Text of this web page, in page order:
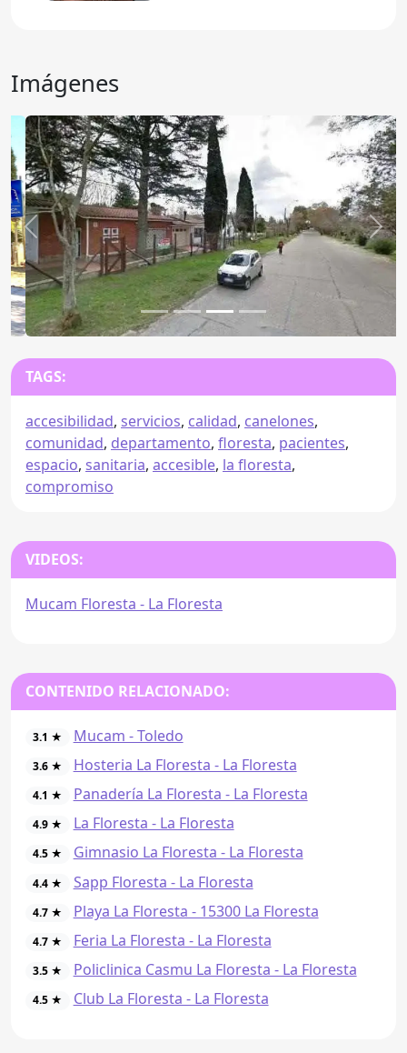
Imágenes
Anterior
TAGS:
accesibilidad, servicios, calidad, canelones,
comunidad, departamento, floresta, pacientes,
espacio, sanitaria, accesible, la floresta,
compromiso
VIDEOS:
Mucam Floresta - La Floresta
CONTENIDO RELACIONADO:
3.1 ★ Mucam - Toledo
3.6 ★ Hosteria La Floresta - La Floresta
4.1 ★ Panadería La Floresta - La Floresta
4.9 ★ La Floresta - La Floresta
4.5 ★ Gimnasio La Floresta - La Floresta
4.4 ★ Sapp Floresta - La Floresta
4.7 ★ Playa La Floresta - 15300 La Floresta
4.7 ★ Feria La Floresta - La Floresta
3.5 ★ Policlinica Casmu La Floresta - La Floresta
4.5 ★ Club La Floresta - La Floresta